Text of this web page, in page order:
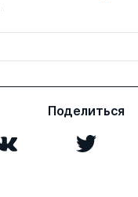
Поделиться